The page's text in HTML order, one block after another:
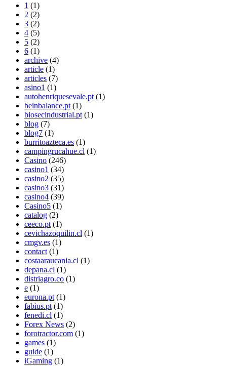
1 (1)
2 (2)
3 (2)
4 (5)
5 (2)
6 (1)
archive (4)
article (1)
articles (7)
asino1 (1)
autohenriquesevale.pt (1)
beinbalance.pt (1)
biosecindustrial.pt (1)
blog (7)
blog7 (1)
burritoazteca.es (1)
campingrucahue.cl (1)
Casino (246)
casino1 (34)
casino2 (35)
casino3 (31)
casino4 (39)
Casino5 (1)
catalog (2)
ceeco.pt (1)
cevichazoquilin.cl (1)
cmgv.es (1)
contact (1)
costaaraucania.cl (1)
depana.cl (1)
distriagro.co (1)
e (1)
eurona.pt (1)
fabius.pt (1)
fenedi.cl (1)
Forex News (2)
forotractor.com (1)
games (1)
guide (1)
iGaming (1)